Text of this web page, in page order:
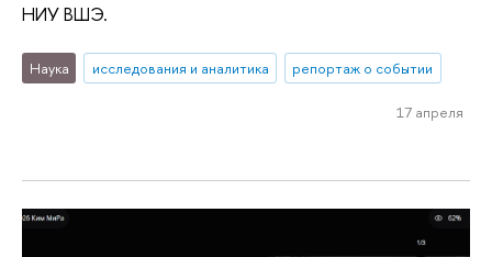
НИУ ВШЭ.
Наука исследования и аналитика репортаж о событии
17 апреля